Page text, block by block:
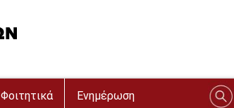
Φοιτητικά Ενημέρωση